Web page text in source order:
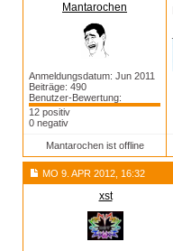
Mantarochen
Anmeldungsdatum: Jun 2011
Beiträge: 490
Benutzer-Bewertung:
12 positiv
0 negativ
Mantarochen ist offline
MO 9. APR 2012, 16:32
xst